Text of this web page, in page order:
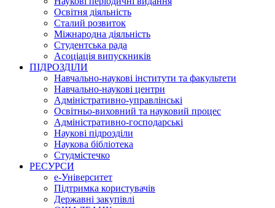
Освітня діяльність
Сталий розвиток
Міжнародна діяльність
Студентська рада
Асоціація випускників
ПІДРОЗДІЛИ
Навчально-наукові інститути та факультети
Навчально-наукові центри
Адміністративно-управлінські
Освітньо-виховний та науковий процес
Адміністративно-господарські
Наукові підрозділи
Наукова бібліотека
Студмістечко
РЕСУРСИ
е-Університет
Підтримка користувачів
Державні закупівлі